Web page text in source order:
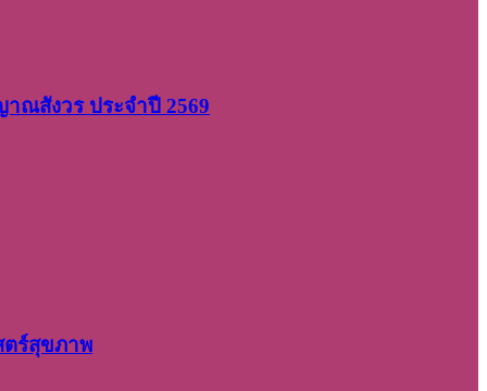
ณสังวร ประจำปี 2569
ตร์สุขภาพ